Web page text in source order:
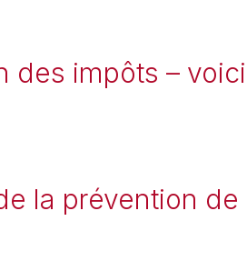
des impôts –
la prévention